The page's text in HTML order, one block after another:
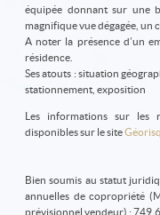
équipée donnant sur une
magnifique vue dégagée, un
A noter la présence d’un
résidence.
Ses atouts : situation
stationnement, exposition
Les informations sur les
disponibles sur le site
Bien soumis au statut
annuelles de copropriété
prévisionnel vendeur) :